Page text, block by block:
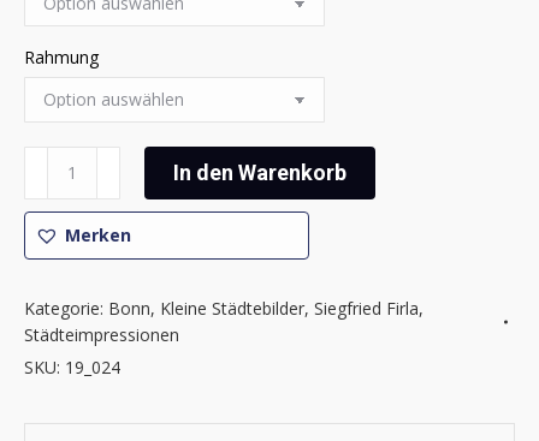
Rahmung
-
Bonner
Impressionen
Menge
In den Warenkorb
Merken
Kategorie: Bonn, Kleine Städtebilder, Siegfried Firla,
Städteimpressionen
SKU: 19_024